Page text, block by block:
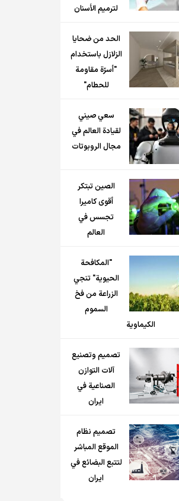
لترميم الأسنان
الحد من ضحايا
الزلازل باستخدام
"أسرّة مقاومة
للحطام"
سعي صيني
لقيادة العالم في
مجال الروبوتات
الصين تبتكر
أقوى كاميرا
تجسس في
العالم
"المكافحة
الحيوية" تنجي
الزراعة من فخ
السموم
الكيماوية
تصميم وتصنيع
آلات التوازن
الصناعية في
ايران
تصميم نظام
الموقع المباشر
لتتبع البضائع في
ايران